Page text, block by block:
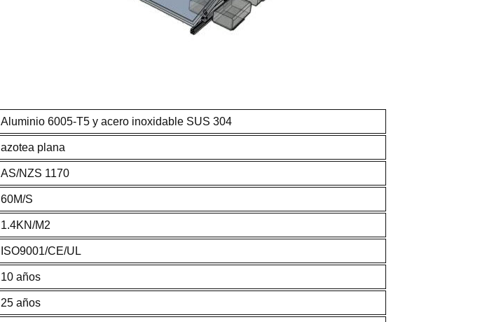
Aluminio 6005-T5 y acero inoxidable SUS 304
azotea plana
AS/NZS 1170
60M/S
1.4KN/M2
ISO9001/CE/UL
10 años
25 años